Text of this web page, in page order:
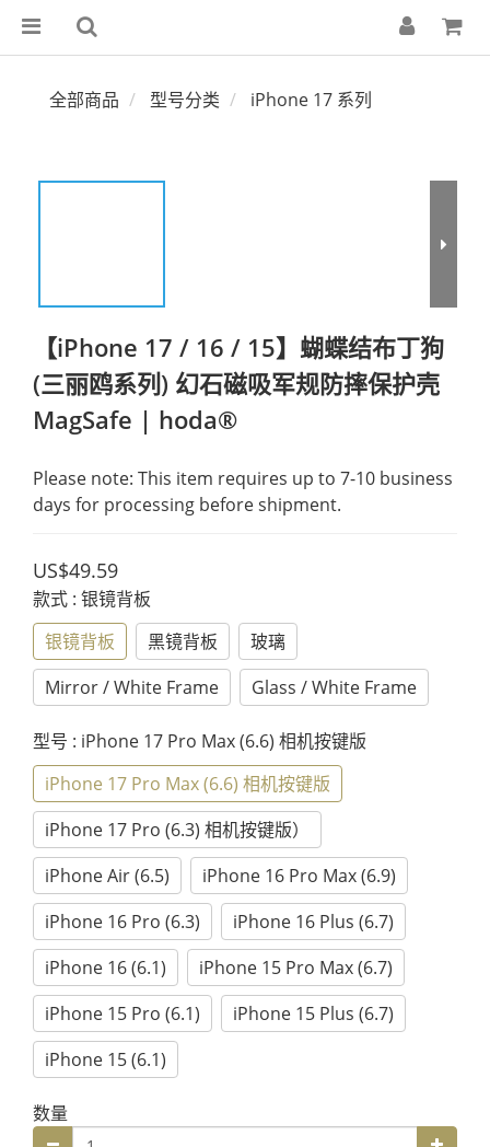
全部商品 型号分类 iPhone 17 系列
【iPhone 17 / 16 / 15】蝴蝶结布丁狗
(三丽鸥系列) 幻石磁吸军规防摔保护壳
MagSafe | hoda®
Please note: This item requires up to 7-10 business
days for processing before shipment.
US$49.59
款式 : 银镜背板
银镜背板
黑镜背板
玻璃
Mirror / White Frame
Glass / White Frame
型号 : iPhone 17 Pro Max (6.6) 相机按键版
iPhone 17 Pro Max (6.6) 相机按键版
iPhone 17 Pro (6.3) 相机按键版）
iPhone Air (6.5)
iPhone 16 Pro Max (6.9)
iPhone 16 Pro (6.3)
iPhone 16 Plus (6.7)
iPhone 16 (6.1)
iPhone 15 Pro Max (6.7)
iPhone 15 Pro (6.1)
iPhone 15 Plus (6.7)
iPhone 15 (6.1)
数量